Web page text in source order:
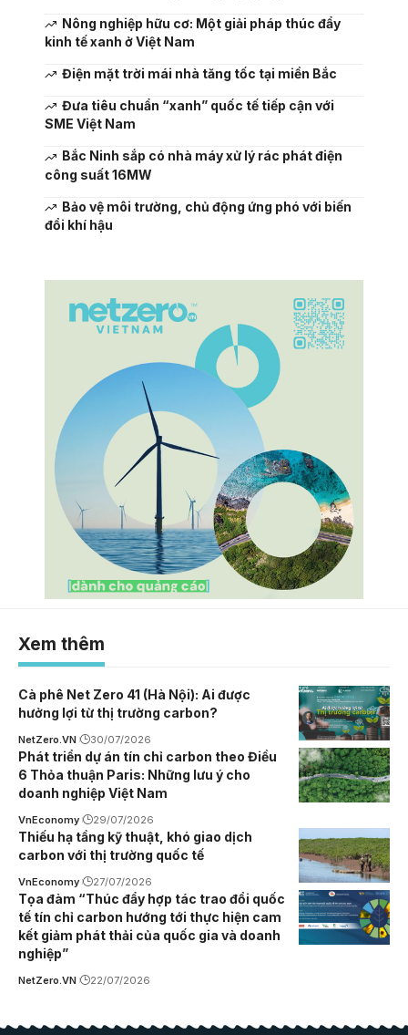
Nông nghiệp hữu cơ: Một giải pháp thúc đẩy
kinh tế xanh ở Việt Nam
Điện mặt trời mái nhà tăng tốc tại miền Bắc
Đưa tiêu chuẩn “xanh” quốc tế tiếp cận với
SME Việt Nam
Bắc Ninh sắp có nhà máy xử lý rác phát điện
công suất 16MW
Bảo vệ môi trường, chủ động ứng phó với biến
đổi khí hậu
Xem thêm
Cà phê Net Zero 41 (Hà Nội): Ai được
hưởng lợi từ thị trường carbon?
NetZero.VN 30/07/2026
Phát triển dự án tín chỉ carbon theo Điều
6 Thỏa thuận Paris: Những lưu ý cho
doanh nghiệp Việt Nam
VnEconomy 29/07/2026
Thiếu hạ tầng kỹ thuật, khó giao dịch
carbon với thị trường quốc tế
VnEconomy 27/07/2026
Tọa đàm “Thúc đẩy hợp tác trao đổi quốc
tế tín chỉ carbon hướng tới thực hiện cam
kết giảm phát thải của quốc gia và doanh
nghiệp”
NetZero.VN 22/07/2026